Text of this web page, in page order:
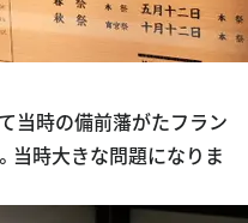
当時の備前藩がたフラン
当時大きな問題になりま